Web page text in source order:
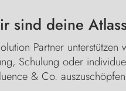
sind deine
Partner
Schulung oder
& Co.